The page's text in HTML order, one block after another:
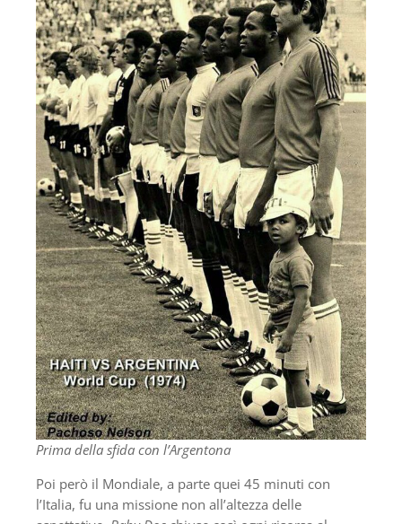
Prima della sfida con l’Argentona
Poi però il Mondiale, a parte quei 45 minuti con
l’Italia, fu una missione non all’altezza delle